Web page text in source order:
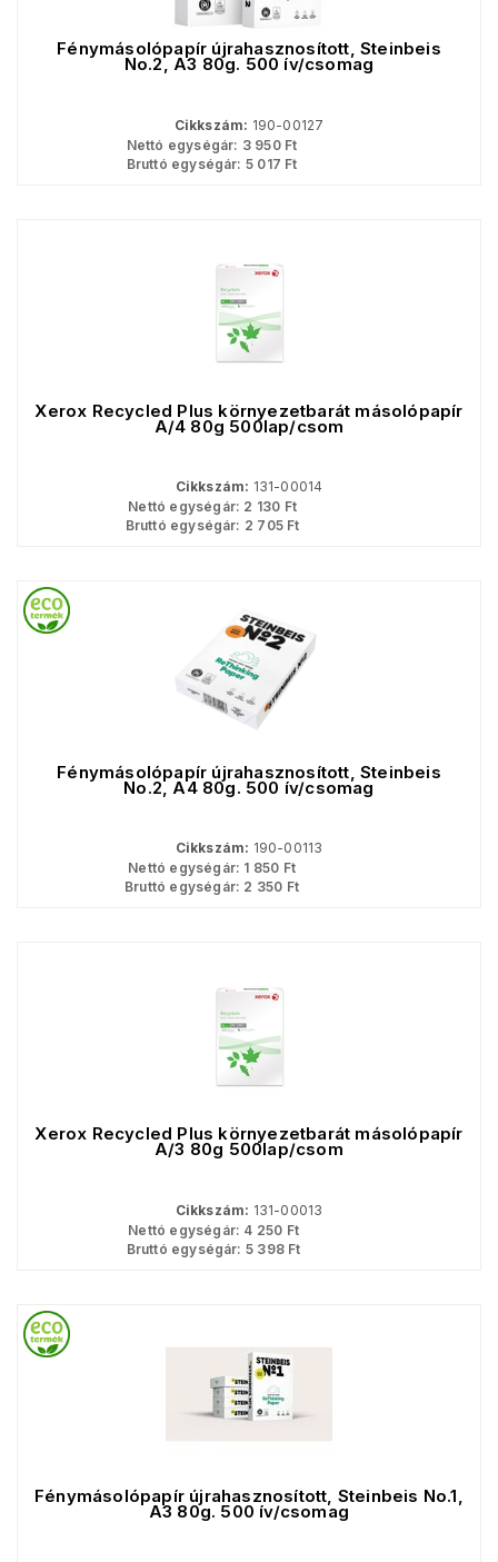
Fénymásolópapír újrahasznosított, Steinbeis
No.2, A3 80g. 500 ív/csomag
Cikkszám: 190-00127
Nettó egységár: 3 950Ft
Bruttó egységár: 5 017 Ft
Xerox Recycled Plus környezetbarát másolópapír
A/4 80g 500lap/csom
Cikkszám: 131-00014
Nettó egységár: 2 130 Ft
Bruttó egységár: 2 705Ft
Fénymásolópapír újrahasznosított, Steinbeis
No.2, A4 80g. 500 ív/csomag
Cikkszám: 190-00113
Nettó egységár: 1 850 Ft
Bruttó egységár: 2 350 Ft
Xerox Recycled Plus környezetbarát másolópapír
A/3 80g 500lap/csom
Cikkszám: 131-00013
Nettó egységár: 4 250 Ft
Bruttó egységár: 5 398Ft
Fénymásolópapír újrahasznosított, Steinbeis No.1,
A3 80g. 500 ív/csomag